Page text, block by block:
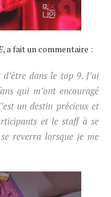
, a fait un commentaire :
dans le top 9. J’ai
qui m’ont encouragé
un destin précieux et
et le staff à se
reverra lorsque je me